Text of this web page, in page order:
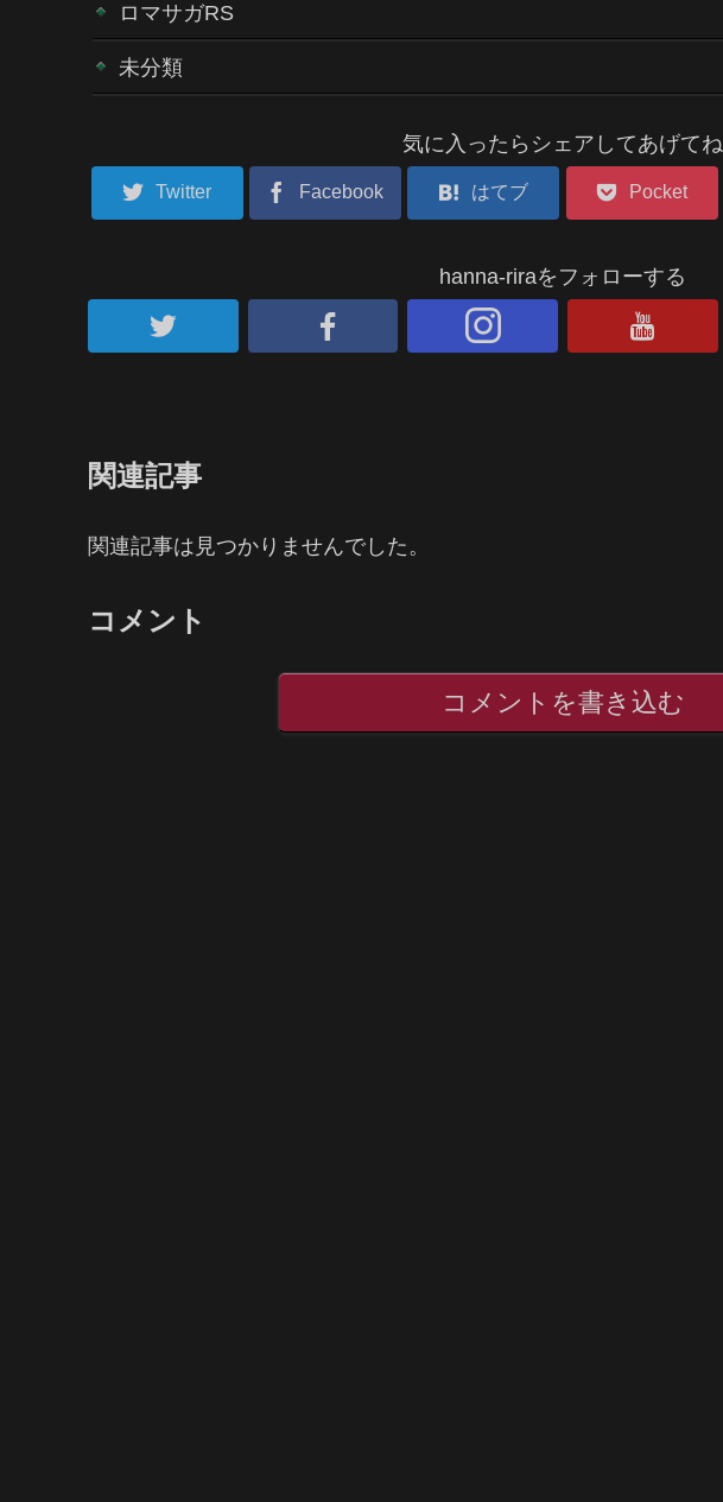
ロマサガRS
未分類
気に入ったらシェアしてあげてね
Twitter Facebook はてブ Pocket
hanna-riraをフォローする
関連記事
関連記事は見つかりませんでした。
コメント
コメントを書き込む